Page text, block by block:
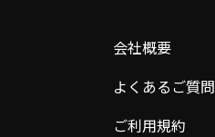
会社概要
よくあるご質問
ご利用規約